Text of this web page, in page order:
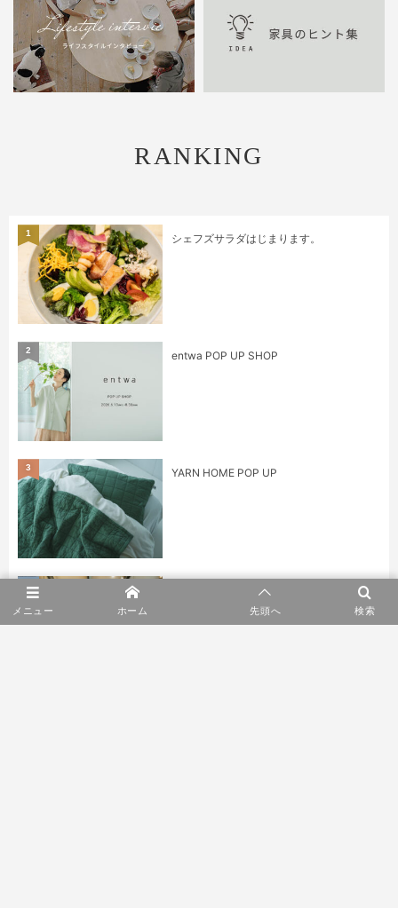
RANKING
シェフズサラダはじまります。
1
entwa POP UP SHOP
2
YARN HOME POP UP
3
ショールーム2F リニューアルオープン
メニュー 検索
ホーム 先頭へ